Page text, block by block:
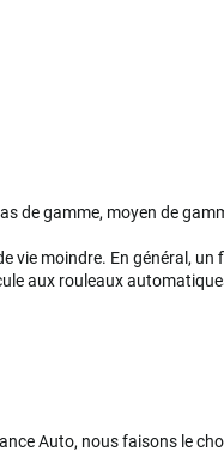
de gamme, moyen de
moindre. En général,
aux rouleaux
Auto, nous faisons le